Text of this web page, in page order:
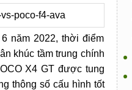
năm 2022, thời điểm
khúc tầm trung chính
X4 GT được tung
thông số cấu hình tốt